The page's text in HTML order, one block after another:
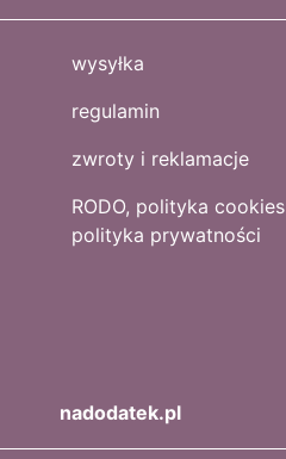
wysyłka
regulamin
zwroty i reklamacje
RODO, polityka cookies
polityka prywatności
nadodatek.pl